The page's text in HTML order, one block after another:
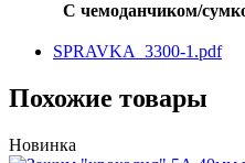
С чемоданчиком/
SPRAVKA_3300-1.pdf
Похожие товары
Новинка